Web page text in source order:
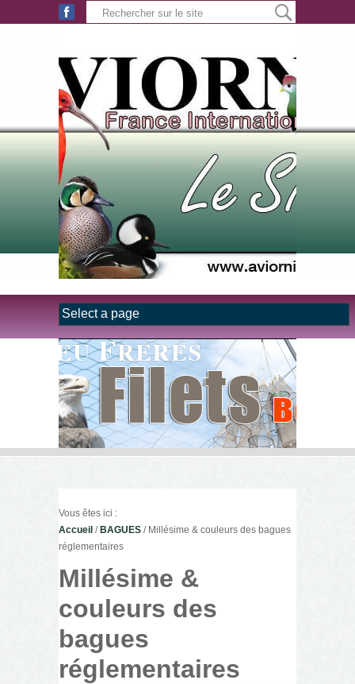
Aller au contenu principal
Vous êtes ici :
Accueil /BAGUES / Millésime & couleurs des bagues
réglementaires
Millésime &
couleurs des
bagues
réglementaires